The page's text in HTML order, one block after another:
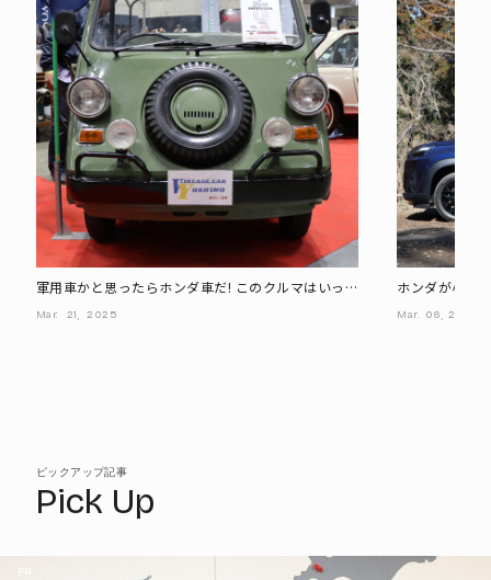
軍用車かと思ったらホンダ車だ! このクルマはいった
い?
Mar. 21, 2025
ホンダが小型
えない理由は?
Mar. 06, 2025
ピックアップ記事
Pick Up
PR